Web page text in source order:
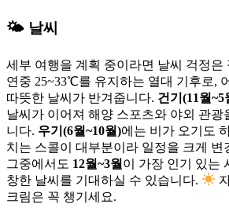
🌤 날씨
세부 여행을 계획 중이라면 날씨 걱정은
연중 25~33℃를 유지하는 열대 기후로,
따뜻한 날씨가 반겨줍니다. 건기(11월~5
날씨가 이어져 해양 스포츠와 야외 관광
니다. 우기(6월~10월)에는 비가 오기도
치는 스콜이 대부분이라 일정을 크게 변
그중에서도 12월~3월 이 가장 인기 있는
창한 날씨를 기대하실 수 있습니다.
크림은 꼭 챙기세요.